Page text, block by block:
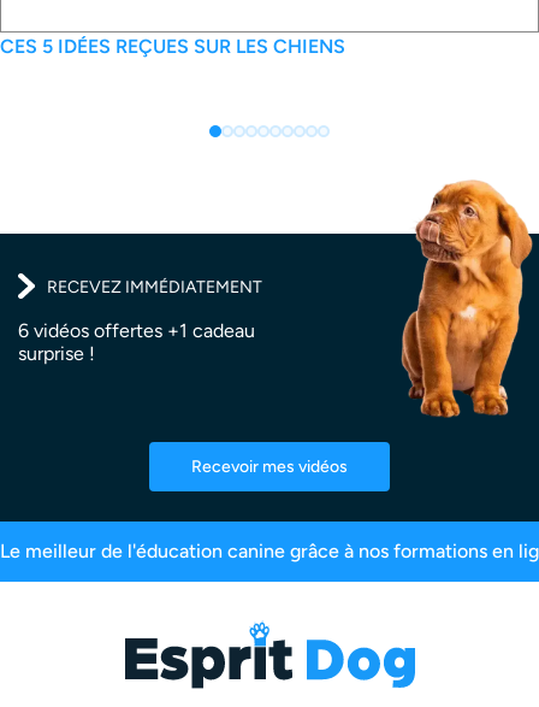
CES 5 IDÉES REÇUES SUR LES CHIENS
RECEVEZ IMMÉDIATEMENT
6 vidéos offertes +1 cadeau
surprise !
Recevoir mes vidéos
99,6% de satisfaction 2,5 millions